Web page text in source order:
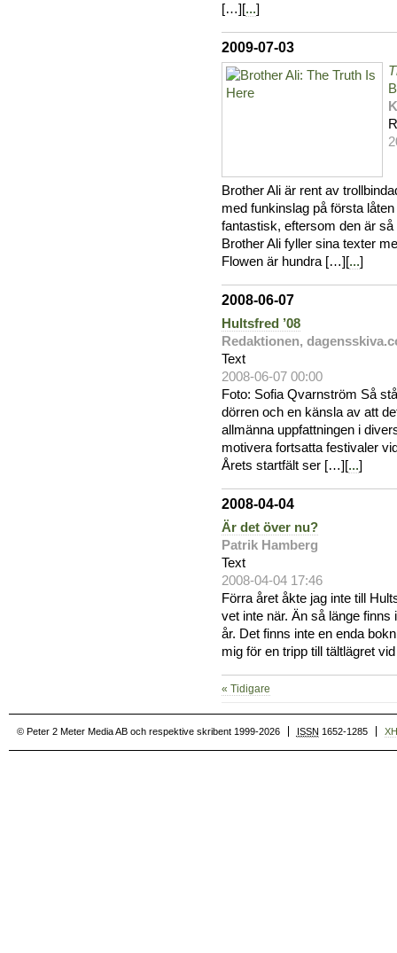
[…][...]
2009-07-03
Brother Ali är rent av
med funkinslag på första
fantastisk, eftersom den är
Brother Ali fyller sina texter
Flowen är hundra […][...]
2008-06-07
Hultsfred ’08
Redaktionen,
Text
2008-06-07 00:00
Foto: Sofia Qvarnström Så
dörren och en känsla av att
allmänna uppfattningen i
motivera fortsatta festivaler
Årets startfält ser […][...]
2008-04-04
Är det över nu?
Patrik Hamberg
Text
2008-04-04 17:46
Förra året åkte jag inte till
vet inte när. Än så länge
år. Det finns inte en enda
mig för en tripp till tältlägret
« Tidigare
© Peter 2 Meter Media AB och respektive skribent 1999-2026 ISSN 1652-1285